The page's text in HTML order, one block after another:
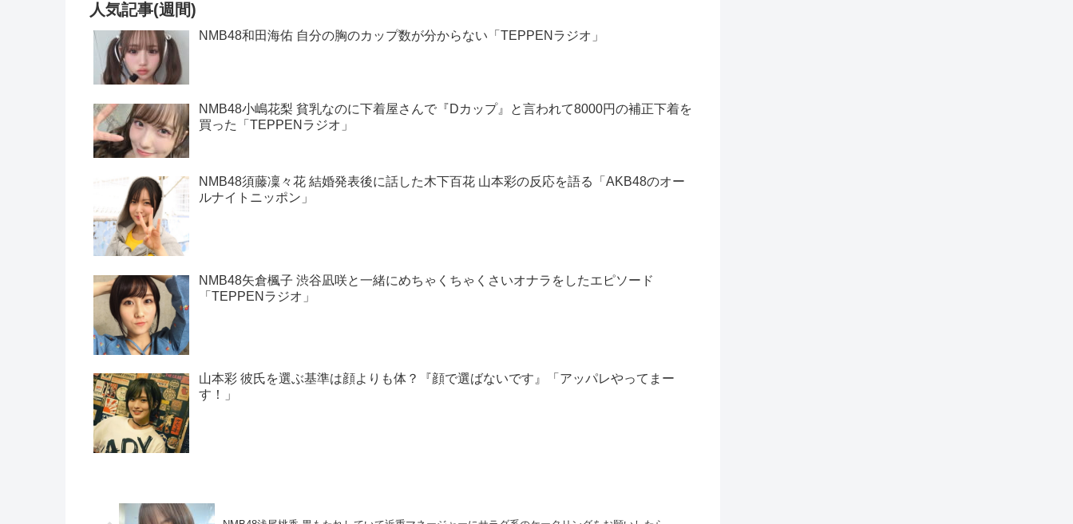
人気記事(週間)
NMB48和田海佑 自分の胸のカップ数が分からない「TEPPENラジオ」
NMB48小嶋花梨 貧乳なのに下着屋さんで『Dカップ』と言われて8000円の補正下着を
買った「TEPPENラジオ」
NMB48須藤凜々花 結婚発表後に話した木下百花 山本彩の反応を語る「AKB48のオー
ルナイトニッポン」
NMB48矢倉楓子 渋谷凪咲と一緒にめちゃくちゃくさいオナラをしたエピソード
「TEPPENラジオ」
山本彩 彼氏を選ぶ基準は顔よりも体？『顔で選ばないです』「アッパレやってまー
す！」